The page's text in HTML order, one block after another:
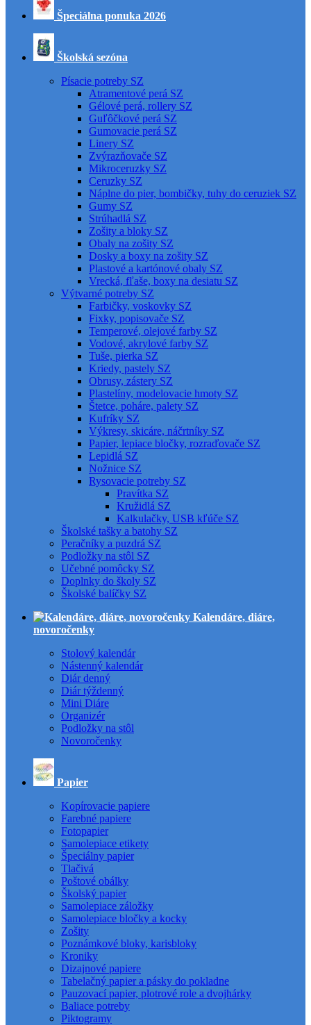
Špeciálna ponuka 2026
Školská sezóna
Písacie potreby SZ
Atramentové perá SZ
Gélové perá, rollery SZ
Guľôčkové perá SZ
Gumovacie perá SZ
Linery SZ
Zvýrazňovače SZ
Mikroceruzky SZ
Ceruzky SZ
Náplne do pier, bombičky, tuhy do ceruziek SZ
Gumy SZ
Strúhadlá SZ
Zošity a bloky SZ
Obaly na zošity SZ
Dosky a boxy na zošity SZ
Plastové a kartónové obaly SZ
Vrecká, fľaše, boxy na desiatu SZ
Výtvarné potreby SZ
Farbičky, voskovky SZ
Fixky, popisovače SZ
Temperové, olejové farby SZ
Vodové, akrylové farby SZ
Tuše, pierka SZ
Kriedy, pastely SZ
Obrusy, zástery SZ
Plastelíny, modelovacie hmoty SZ
Štetce, poháre, palety SZ
Kufríky SZ
Výkresy, skicáre, náčrtníky SZ
Papier, lepiace bločky, rozraďovače SZ
Lepidlá SZ
Nožnice SZ
Rysovacie potreby SZ
Pravítka SZ
Kružidlá SZ
Kalkulačky, USB kľúče SZ
Školské tašky a batohy SZ
Peračníky a puzdrá SZ
Podložky na stôl SZ
Učebné pomôcky SZ
Doplnky do školy SZ
Školské balíčky SZ
Kalendáre, diáre,
novoročenky
Stolový kalendár
Nástenný kalendár
Diár denný
Diár týždenný
Mini Diáre
Organizér
Podložky na stôl
Novoročenky
Papier
Kopírovacie papiere
Farebné papiere
Fotopapier
Samolepiace etikety
Špeciálny papier
Tlačivá
Poštové obálky
Školský papier
Samolepiace záložky
Samolepiace bločky a kocky
Zošity
Poznámkové bloky, karisbloky
Kroniky
Dizajnové papiere
Tabelačný papier a pásky do pokladne
Pauzovací papier, plotrové role a dvojhárky
Baliace potreby
Piktogramy